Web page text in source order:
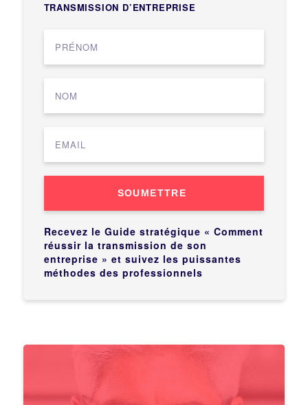
TRANSMISSION D’ENTREPRISE
SOUMETTRE
Recevez le Guide stratégique « Comment
réussir la transmission de son
entreprise » et suivez les puissantes
méthodes des professionnels